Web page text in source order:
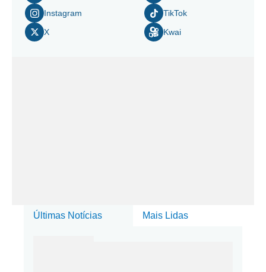
Instagram
X
TikTok
Kwai
Últimas Notícias Mais Lidas